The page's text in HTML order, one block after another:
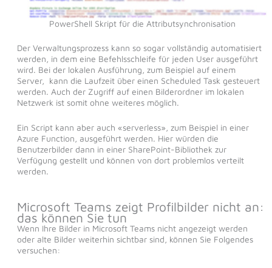
PowerShell Skript für die Attributsynchronisation
Der Verwaltungsprozess kann so sogar vollständig automatisiert
werden, in dem eine Befehlsschleife für jeden User ausgeführt
wird. Bei der lokalen Ausführung, zum Beispiel auf einem
Server, kann die Laufzeit über einen Scheduled Task gesteuert
werden. Auch der Zugriff auf einen Bilderordner im lokalen
Netzwerk ist somit ohne weiteres möglich.
Ein Script kann aber auch «serverless», zum Beispiel in einer
Azure Function, ausgeführt werden. Hier würden die
Benutzerbilder dann in einer SharePoint-Bibliothek zur
Verfügung gestellt und können von dort problemlos verteilt
werden.
Microsoft Teams zeigt Profilbilder nicht an:
das können Sie tun
Wenn Ihre Bilder in Microsoft Teams nicht angezeigt werden
oder alte Bilder weiterhin sichtbar sind, können Sie Folgendes
versuchen: